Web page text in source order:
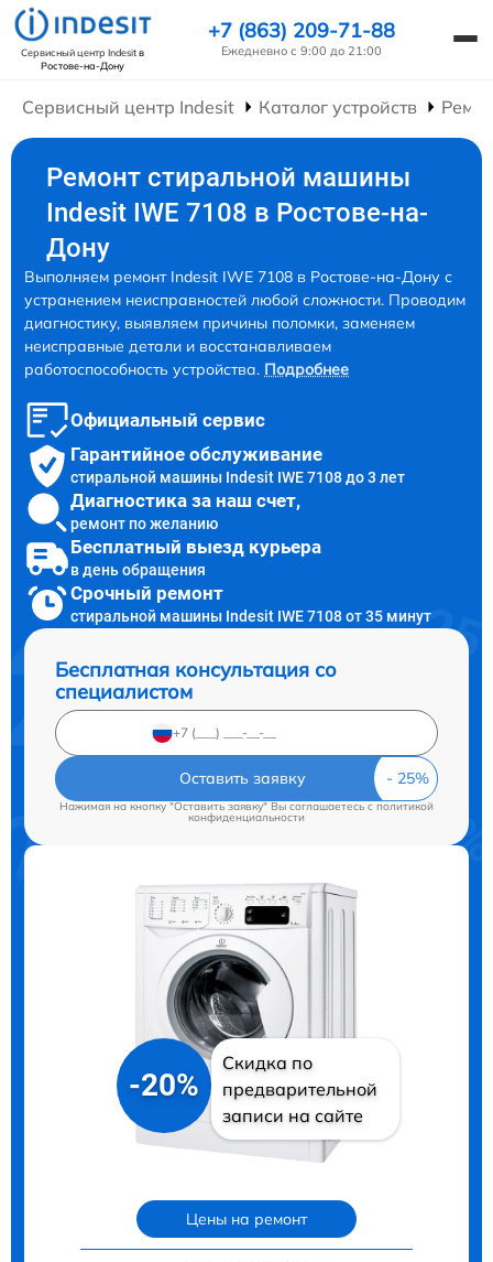
Сервисный центр Indesitв
Ростове-на-Дону
+7 (863) 209-71-88
Ежедневно с 9:00 до 21:00
Сервисный центр Indesit Каталог устройств
Ремонт стиральной машины
Indesit IWE 7108 в Ростове-на-
Дону
Выполняем ремонт Indesit IWE 7108 в Ростове-на-Дону с
устранением неисправностей любой сложности. Проводим
диагностику, выявляем причины поломки, заменяем
неисправные детали и восстанавливаем
работоспособность устройства. Подробнее
Официальный сервис
Гарантийное обслуживание
стиральной машины Indesit IWE 7108 до 3 лет
Диагностика за наш счет,
ремонт по желанию
Бесплатный выезд курьера
в день обращения
Срочный ремонт
стиральной машины Indesit IWE 7108 от 35 минут
Бесплатная консультация со
специалистом
Оставить заявку
Нажимая на кнопку "Оставить заявку" Вы соглашаетесь cполитикой
конфиденциальности
-20%
Скидка по
предварительной
записи на сайте
Цены на ремонт